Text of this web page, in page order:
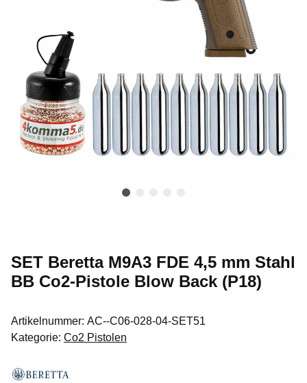
SET Beretta M9A3 FDE 4,5 mm Stahl
BB Co2-Pistole Blow Back (P18)
Artikelnummer: AC--C06-028-04-SET51
Kategorie: Co2 Pistolen